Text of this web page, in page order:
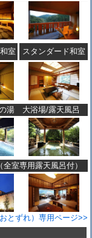
室 スタンダード和室
湯 大浴場/露天風呂
全室専用露天風呂付）
とずれ）専用ページ>>